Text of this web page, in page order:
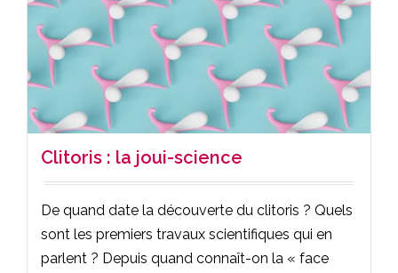
Clitoris : la joui-science
De quand date la découverte du clitoris ? Quels
sont les premiers travaux scientifiques qui en
parlent ? Depuis quand connaît-on la « face